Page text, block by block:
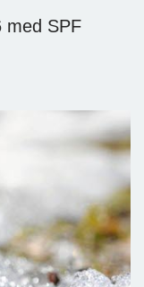
med SPF